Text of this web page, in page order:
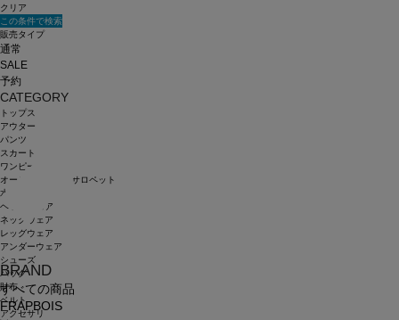
BRAND
すべての商品
FRAPBOIS
クリア
この条件で検索
販売タイプ
通常
SALE
予約
CATEGORY
トップス
アウター
パンツ
スカート
ワンピース
オールインワン・サロペット
水着
ヘッドウェア
ネックウェア
レッグウェア
アンダーウェア
シューズ
バッグ
財布
ベルト
アクセサリ